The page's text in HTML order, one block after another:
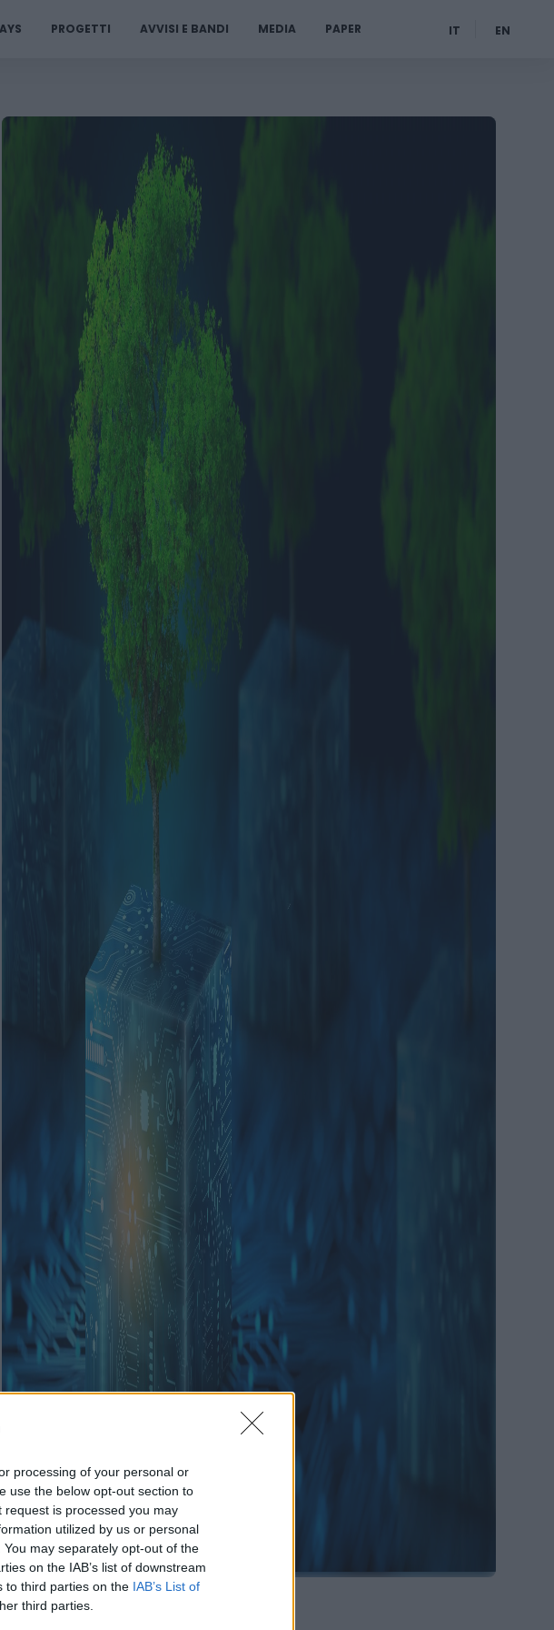
processing of your personal or
use the below opt-out section to
is processed you may
utilized by us or personal
may separately opt-out of the
on the IAB’s list of downstream
to third parties on the IAB’s List of
third parties.
IT EN
PROGETTI AVVISI E BANDI MEDIA PAPER